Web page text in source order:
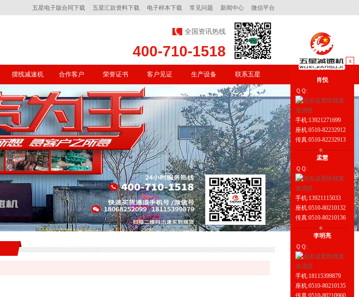
微信平台
新闻中心
常见问题
电子样本下载
五星汇款资料下载
五星电子版合同下载
全国资讯热线
400-710-1518
摆线减速机 合作客户 荣誉证书 客户见证 生产设备 联系五星
x
肖悦
ＱＱ:
手机:13921271699
座机:0510-82232912
传真:0510-82232913
孟慧
ＱＱ:
手机:13921115033
座机:0510-80210132
传真:0510-80210136
李明亮
ＱＱ:
手机:18115399879
座机:0510-80210135
传真:0510-80210960